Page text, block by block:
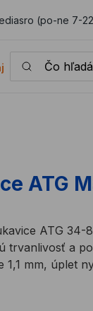
(po-ne 7-
Čo hľadáte?
ATG
ATG 34-
trvanlivosť a
1,1 mm, úplet